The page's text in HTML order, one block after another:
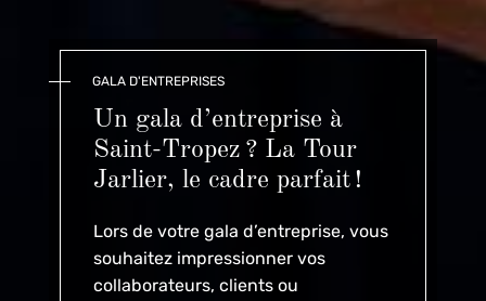
GALA D'ENTREPRISES
Un gala d’entreprise à
Saint-Tropez ? La Tour
Jarlier, le cadre parfait !
Lors de votre gala d’entreprise, vous
souhaitez impressionner vos
collaborateurs, clients ou